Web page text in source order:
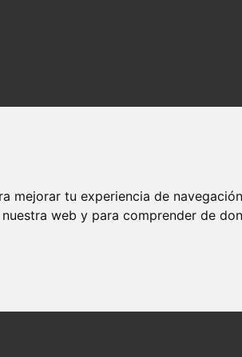
mejorar tu experiencia de
web y para comprender de